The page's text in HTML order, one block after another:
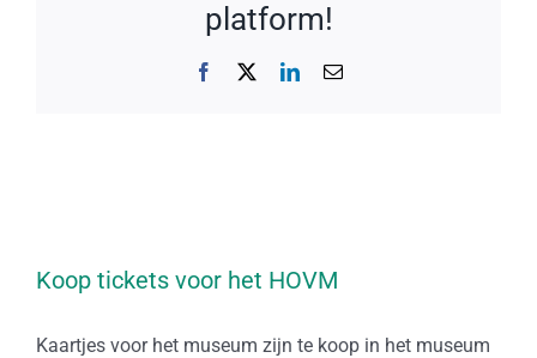
platform!
Facebook LinkedIn
E-
Koop tickets voor het HOVM
Kaartjes voor het museum zijn te koop in het museum